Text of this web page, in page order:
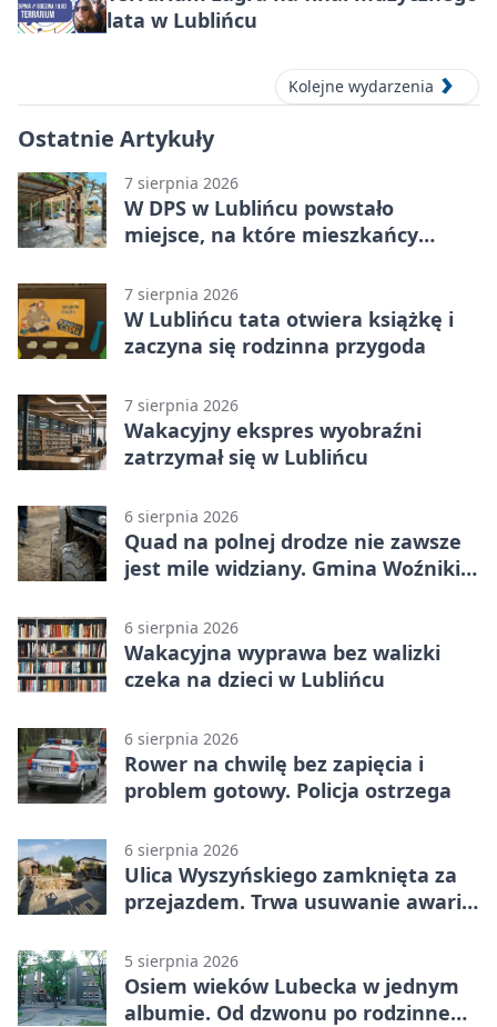
lata w Lublińcu
Kolejne wydarzenia
Ostatnie Artykuły
7 sierpnia 2026
W DPS w Lublińcu powstało
miejsce, na które mieszkańcy
7 sierpnia 2026
W Lublińcu tata otwiera książkę i
zaczyna się rodzinna przygoda
7 sierpnia 2026
Wakacyjny ekspres wyobraźni
zatrzymał się w Lublińcu
6 sierpnia 2026
Quad na polnej drodze nie zawsze
jest mile widziany. Gmina Woźniki
6 sierpnia 2026
Wakacyjna wyprawa bez walizki
czeka na dzieci w Lublińcu
6 sierpnia 2026
Rower na chwilę bez zapięcia i
problem gotowy. Policja ostrzega
6 sierpnia 2026
Ulica Wyszyńskiego zamknięta za
przejazdem. Trwa usuwanie awarii
5 sierpnia 2026
Osiem wieków Lubecka w jednym
albumie. Od dzwonu po rodzinne